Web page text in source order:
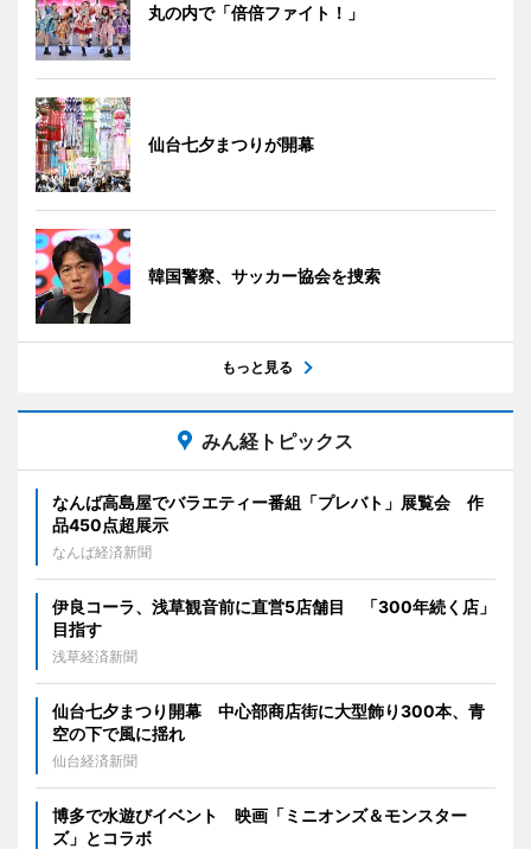
丸の内で「倍倍ファイト！」
仙台七夕まつりが開幕
韓国警察、サッカー協会を捜索
もっと見る
みん経トピックス
なんば高島屋でバラエティー番組「プレバト」展覧会 作
品450点超展示
なんば経済新聞
伊良コーラ、浅草観音前に直営5店舗目 「300年続く店」
目指す
浅草経済新聞
仙台七夕まつり開幕 中心部商店街に大型飾り300本、青
空の下で風に揺れ
仙台経済新聞
博多で水遊びイベント 映画「ミニオンズ＆モンスター
ズ」とコラボ